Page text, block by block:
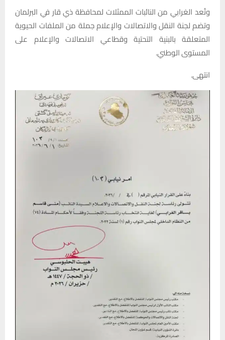
وتُعد الغرابي من النائبات الممثلات لمحافظة ذي قار في البرلمان
وتضم لجنة النقل والاتصالات والإعلام جملة من الملفات الحيوية
المتعلقة بالبنية التحتية وقطاعي الاتصالات والإعلام على
المستوى الوطني.
انتهى.